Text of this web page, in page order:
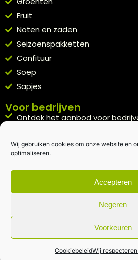
Wij gebruiken cookies om onze website en
optimaliseren.
Accepteren
Negeren
Voorkeuren
CookiebeleidWij
Fruit
Noten en zaden
Seizoenspakketten
Confituur
Soep
Sapjes
Voor bedrijven
Ontdek het aanbod voor
Kennismakingspakket
Blijft op de hoogte
Rechtstreeks van het veld naar je
Inschrijven nieuwsbrief
Algemene voorwaarden|
creativitijd